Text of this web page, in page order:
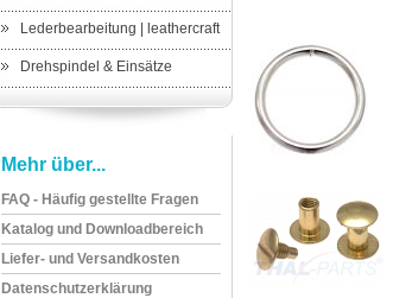
Lederbearbeitung | leathercraft
Drehspindel & Einsätze
Mehr über...
FAQ - Häufig gestellte Fragen
Katalog und Downloadbereich
Liefer- und Versandkosten
Datenschutzerklärung